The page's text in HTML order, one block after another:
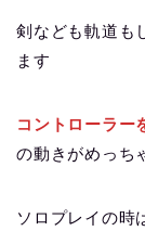
剣なども軌道も
ます
コントローラー
の動きがめっち
ソロプレイの時